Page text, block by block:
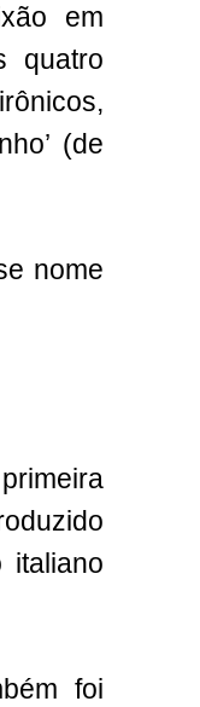
em
quatro
(de
nome
italiano
foi